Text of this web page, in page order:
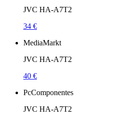
JVC HA-A7T2
34 €
MediaMarkt
JVC HA-A7T2
40 €
PcComponentes
JVC HA-A7T2